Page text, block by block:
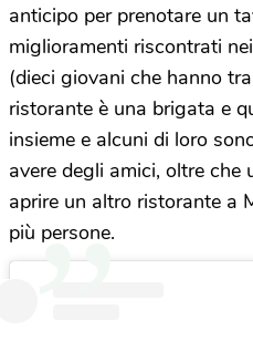
anticipo per prenotare un
miglioramenti riscontrati
(dieci giovani che hanno
ristorante è una brigata e
insieme e alcuni di loro
avere degli amici, oltre che
aprire un altro ristorante a
più persone.